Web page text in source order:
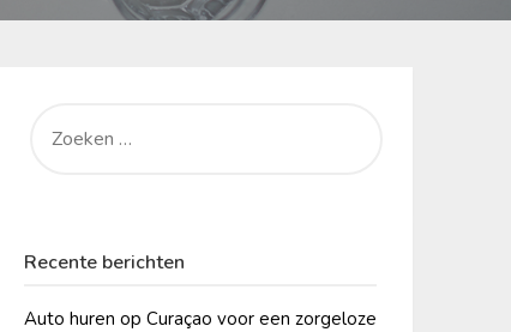
NAAR:
Recente berichten
Auto huren op Curaçao voor een zorgeloze